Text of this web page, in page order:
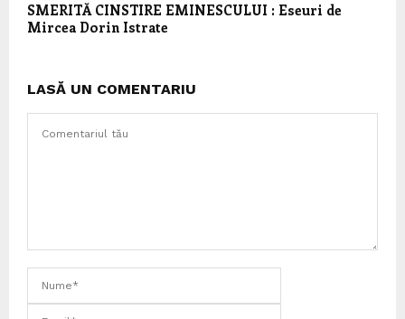
SMERITĂ CINSTIRE EMINESCULUI : Eseuri de
Mircea Dorin Istrate
LASĂ UN COMENTARIU